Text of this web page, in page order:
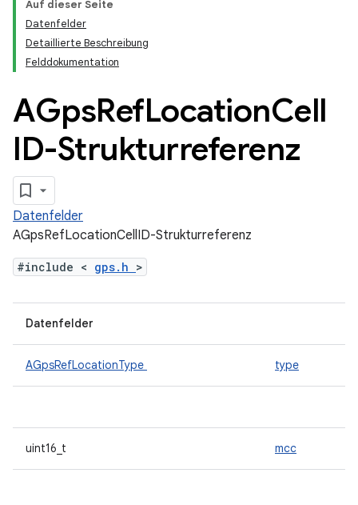
Auf dieser Seite
Datenfelder
Detaillierte Beschreibung
Felddokumentation
AGpsRefLocationCell
ID-Strukturreferenz
Datenfelder
AGpsRefLocationCellID-Strukturreferenz
#include < gps.h >
Datenfelder
AGpsRefLocationType type
uint16_t mcc